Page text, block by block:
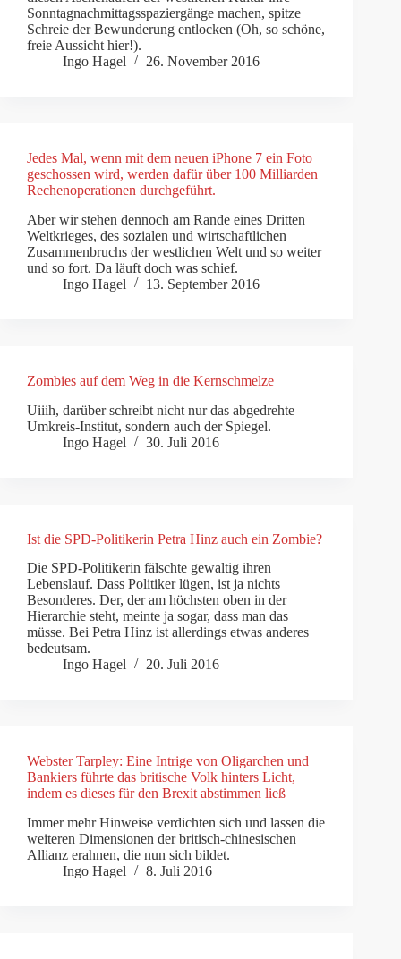
Sonntagnachmittagsspaziergänge machen, spitze
Schreie der Bewunderung entlocken (Oh, so schöne,
freie Aussicht hier!).
Ingo Hagel
26. November 2016
Jedes Mal, wenn mit dem neuen iPhone 7 ein Foto
geschossen wird, werden dafür über 100 Milliarden
Rechenoperationen durchgeführt.
Aber wir stehen dennoch am Rande eines Dritten
Weltkrieges, des sozialen und wirtschaftlichen
Zusammenbruchs der westlichen Welt und so weiter
und so fort. Da läuft doch was schief.
Ingo Hagel
13. September 2016
Zombies auf dem Weg in die Kernschmelze
Uiiih, darüber schreibt nicht nur das abgedrehte
Umkreis-Institut, sondern auch der Spiegel.
Ingo Hagel
30. Juli 2016
Ist die SPD-Politikerin Petra Hinz auch ein Zombie?
Die SPD-Politikerin fälschte gewaltig ihren
Lebenslauf. Dass Politiker lügen, ist ja nichts
Besonderes. Der, der am höchsten oben in der
Hierarchie steht, meinte ja sogar, dass man das
müsse. Bei Petra Hinz ist allerdings etwas anderes
bedeutsam.
Ingo Hagel
20. Juli 2016
Webster Tarpley: Eine Intrige von Oligarchen und
Bankiers führte das britische Volk hinters Licht,
indem es dieses für den Brexit abstimmen ließ
Immer mehr Hinweise verdichten sich und lassen die
weiteren Dimensionen der britisch-chinesischen
Allianz erahnen, die nun sich bildet.
Ingo Hagel
8. Juli 2016